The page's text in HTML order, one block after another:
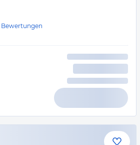
Bewertungen